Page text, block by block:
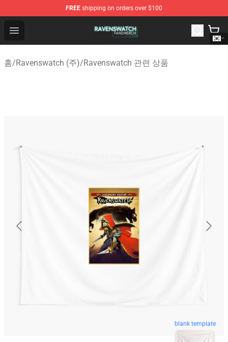
FREE shipping on orders over $100
Open menu
Ravenswatch Shop - Official Ravenswatch Merchandise
홈/Ravenswatch (주)/Ravenswatch 관련 상품
blank template